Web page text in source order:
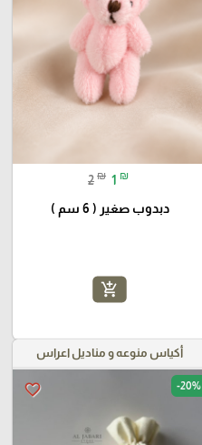
2 ₪ 1 ₪
دبدوب صغير ( 6 سم )
add_shopping_cart
أكياس منوعه و مناديل اعراس
favorite_border -20%